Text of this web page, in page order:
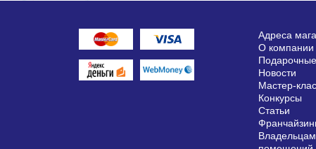
Адреса
О компании
Новости
Мастер-
Конкурсы
Статьи